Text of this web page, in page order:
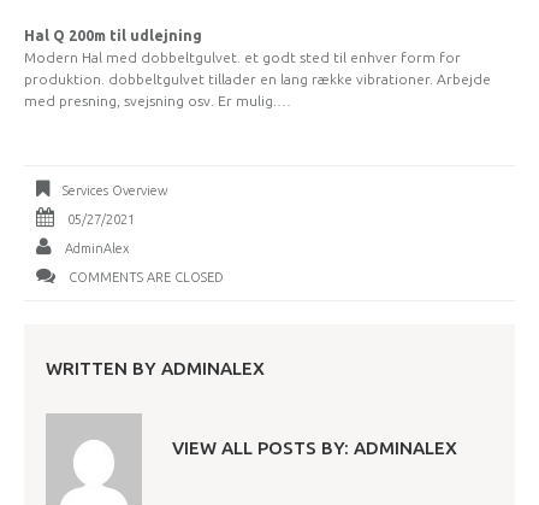
Hal Q 200m til udlejning
Modern Hal med dobbeltgulvet. et godt sted til enhver form for
produktion. dobbeltgulvet tillader en lang række vibrationer. Arbejde
med presning, svejsning osv. Er mulig.…
Services Overview
05/27/2021
AdminAlex
COMMENTS ARE CLOSED
WRITTEN BY ADMINALEX
VIEW ALL POSTS BY: ADMINALEX